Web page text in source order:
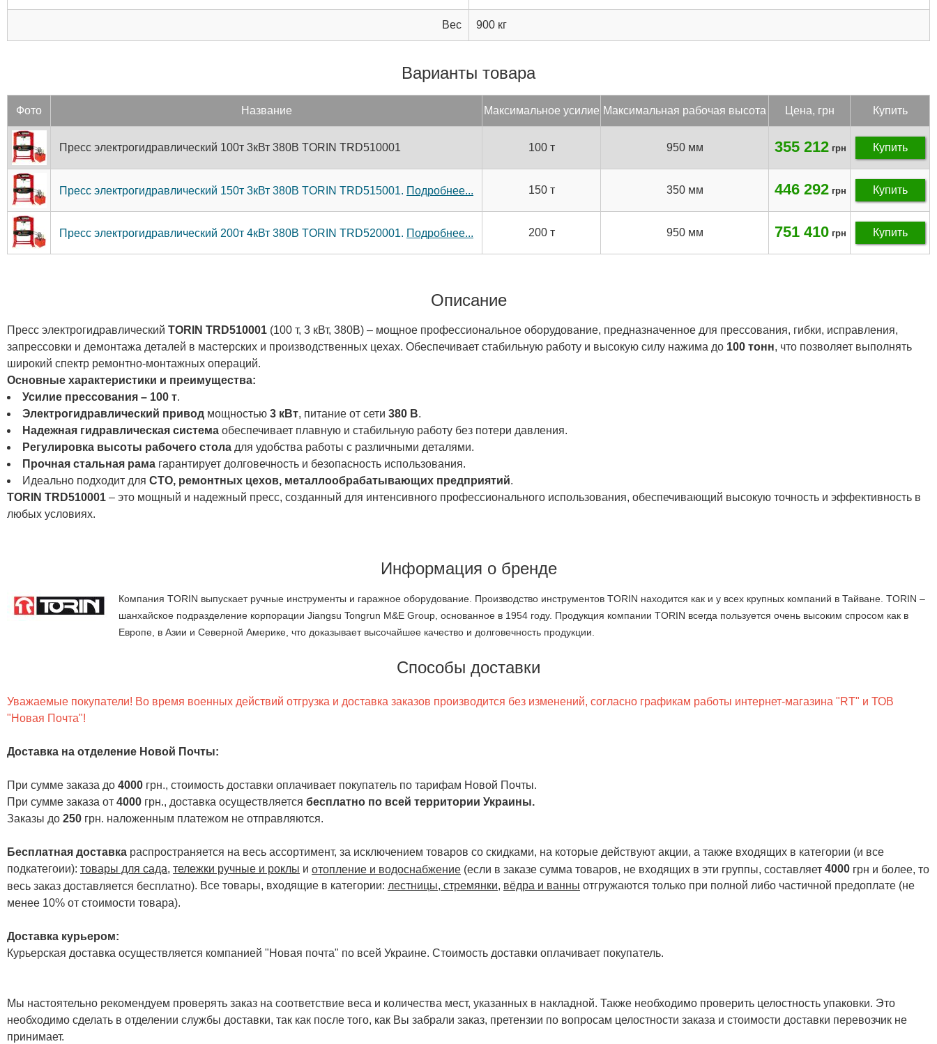
Вес 900 кг
Варианты товара
Фото Название Мак­си­маль­ное уси­лие Мак­си­маль­ная ра­бочая вы­сота Цена, грн Купить
Пресс электрогидравлический 100т 3кВт 380В TORIN TRD510001 100 т 950 мм 355 212 грн Купить
Пресс электрогидравлический 150т 3кВт 380В TORIN TRD515001. Подробнее... 150 т 350 мм 446 292 грн Купить
Пресс электрогидравлический 200т 4кВт 380В TORIN TRD520001. Подробнее... 200 т 950 мм 751 410 грн Купить
Описание
Пресс электрогидравлический TORIN TRD510001 (100 т, 3 кВт, 380В) – мощное профессиональное оборудование, предназначенное для прессования, гибки, исправления,
запрессовки и демонтажа деталей в мастерских и производственных цехах. Обеспечивает стабильную работу и высокую силу нажима до 100 тонн, что позволяет выполнять
широкий спектр ремонтно-монтажных операций.
Основные характеристики и преимущества:
Усилие прессования – 100 т.
Электрогидравлический привод мощностью 3 кВт, питание от сети 380 В.
Надежная гидравлическая система обеспечивает плавную и стабильную работу без потери давления.
Регулировка высоты рабочего стола для удобства работы с различными деталями.
Прочная стальная рама гарантирует долговечность и безопасность использования.
Идеально подходит для СТО, ремонтных цехов, металлообрабатывающих предприятий.
TORIN TRD510001 – это мощный и надежный пресс, созданный для интенсивного профессионального использования, обеспечивающий высокую точность и эффективность в
любых условиях.
Информация о бренде
Компания TORIN выпускает ручные инструменты и гаражное оборудование. Производство инструментов TORIN находится как и у всех крупных компаний в Тайване. TORIN –
шанхайское подразделение корпорации Jiangsu Tongrun M&E Group, основанное в 1954 году. Продукция компании TORIN всегда пользуется очень высоким спросом как в
Европе, в Азии и Северной Америке, что доказывает высочайшее качество и долговечность продукции.
Способы доставки
Уважаемые покупатели! Во время военных действий отгрузка и доставка заказов производится без изменений, согласно графикам работы интернет-магазина "RT" и ТОВ
"Новая Почта"!
Доставка на отделение Новой Почты:
При сумме заказа до 4000 грн., стоимость доставки оплачивает покупатель по тарифам Новой Почты.
При сумме заказа от 4000 грн., доставка осуществляется бесплатно по всей территории Украины.
Заказы до 250 грн. наложенным платежом не отправляются.
Бесплатная доставка распространяется на весь ассортимент, за исключением товаров со скидками, на которые действуют акции, а также входящих в категории (и все
подкатегоии): товары для сада, тележки ручные и роклы и отопление и водоснабжение (если в заказе сумма товаров, не входящих в эти группы, составляет 4000 грн и более, то
весь заказ доставляется бесплатно). Все товары, входящие в категории: лестницы, стремянки, вёдра и ванны отгружаются только при полной либо частичной предоплате (не
менее 10% от стоимости товара).
Доставка курьером:
Курьерская доставка осуществляется компанией "Новая почта" по всей Украине. Стоимость доставки оплачивает покупатель.
Мы настоятельно рекомендуем проверять заказ на соответствие веса и количества мест, указанных в накладной. Также необходимо проверить целостность упаковки. Это
необходимо сделать в отделении службы доставки, так как после того, как Вы забрали заказ, претензии по вопросам целостности заказа и стоимости доставки перевозчик не
принимает.